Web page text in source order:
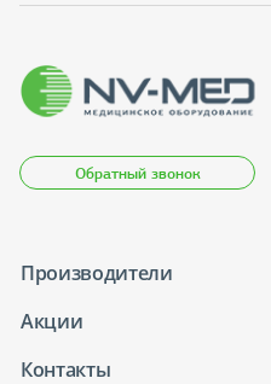
Обратный звонок
Производители
Акции
Контакты